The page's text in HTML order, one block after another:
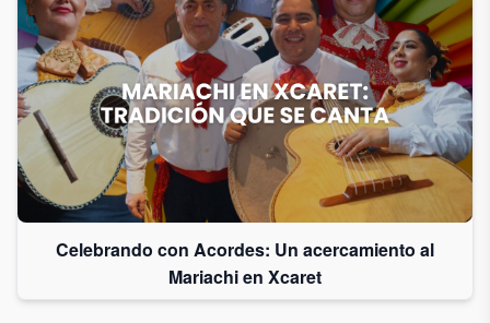
Celebrando con Acordes: Un acercamiento al
Mariachi en Xcaret